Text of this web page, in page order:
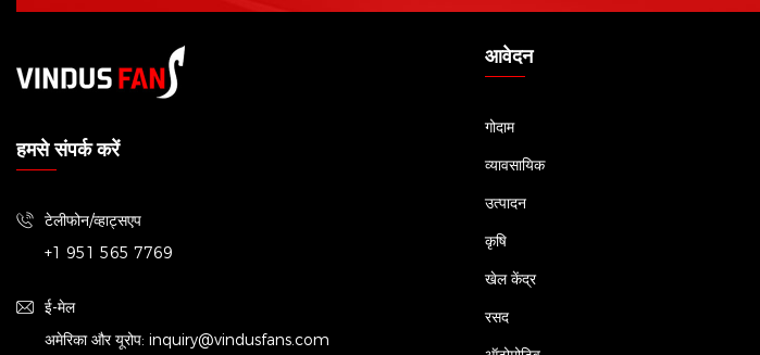
हमसे संपर्क करें
टेलीफोन/व्हाट्सएप
+1 951 565 7769
ई-मेल
अमेरिका और यूरोप: inquiry@vindusfans.com
आवेदन
गोदाम
व्यावसायिक
उत्पादन
कृषि
खेल केंद्र
रसद